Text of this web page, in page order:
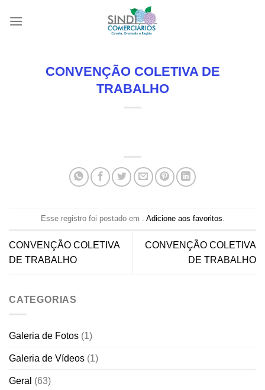
CONVENÇÃO COLETIVA DE
TRABALHO
Esse registro foi postado em . Adicione aos favoritos.
CONVENÇÃO COLETIVA
DE TRABALHO
CONVENÇÃO COLETIVA
DE TRABALHO
CATEGORIAS
Galeria de Fotos (1)
Galeria de Vídeos (1)
Geral (63)